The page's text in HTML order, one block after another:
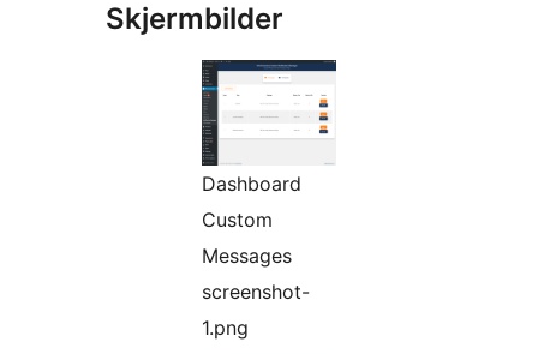
Skjermbilder
Dashboard
Custom
Messages
screenshot-
1.png